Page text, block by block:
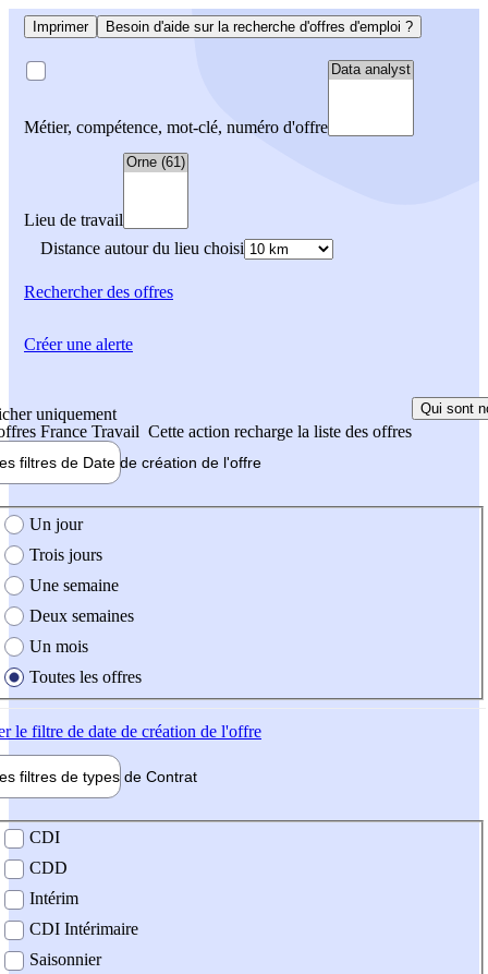
Imprimer Besoin d'aide sur la recherche d'offres d'emploi ?
Métier, compétence, mot-clé, numéro d'offre
Lieu de travail
Distance autour du lieu choisi
Rechercherdes offres
uniquement
France Travail Cette action recharge la liste des offres
Qui sont
filtres de Date de création de l'offre
création de l'offre
Un jour
Trois jours
Une semaine
Deux semaines
Un mois
Toutes les offres
le filtre de date de création de l'offre
filtres de types de Contrat
contrat
CDI
CDD
Intérim
CDI Intérimaire
Saisonnier
Créer une alerte